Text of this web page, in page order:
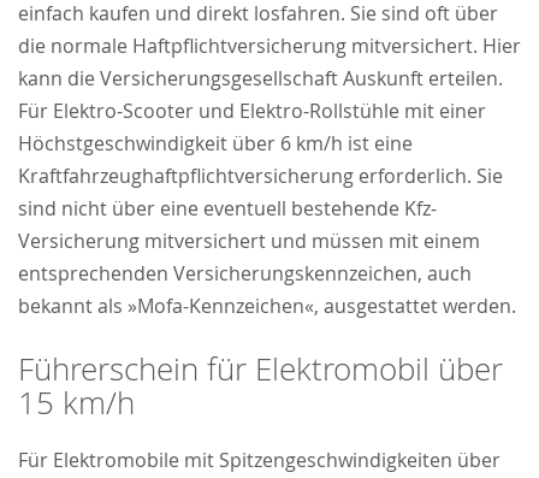
einfach kaufen und direkt losfahren. Sie sind oft über
die normale Haftpflichtversicherung mitversichert. Hier
kann die Versicherungsgesellschaft Auskunft erteilen.
Für Elektro-Scooter und Elektro-Rollstühle mit einer
Höchstgeschwindigkeit über 6 km/h ist eine
Kraftfahrzeughaftpflichtversicherung erforderlich. Sie
sind nicht über eine eventuell bestehende Kfz-
Versicherung mitversichert und müssen mit einem
entsprechenden Versicherungskennzeichen, auch
bekannt als »Mofa-Kennzeichen«, ausgestattet werden.
Führerschein für Elektromobil über
15 km/h
Für Elektromobile mit Spitzengeschwindigkeiten über